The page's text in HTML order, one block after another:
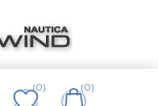
(0) (0)